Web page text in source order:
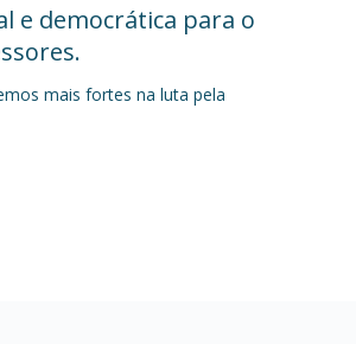
e democrática para o
mais fortes na luta pela